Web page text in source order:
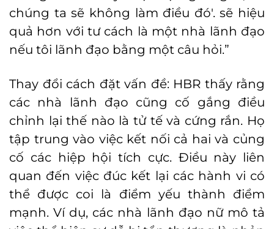
chúng ta sẽ không làm điều đó'. sẽ hiệu
quả hơn với tư cách là một nhà lãnh đạo
nếu tôi lãnh đạo bằng một câu hỏi.”
Thay đổi cách đặt vấn đề: HBR thấy rằng
các nhà lãnh đạo cũng cố gắng điều
chỉnh lại thế nào là tử tế và cứng rắn. Họ
tập trung vào việc kết nối cả hai và củng
cố các hiệp hội tích cực. Điều này liên
quan đến việc đúc kết lại các hành vi có
thể được coi là điểm yếu thành điểm
mạnh. Ví dụ, các nhà lãnh đạo nữ mô tả